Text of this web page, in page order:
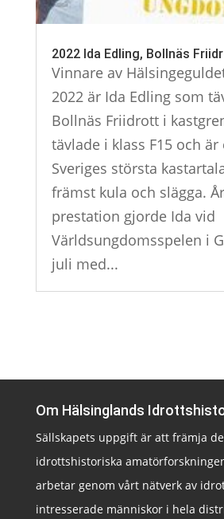
2022 Ida Edling, Bollnäs
Vinnare av
2022 är Ida Edling som
Bollnäs Friidrott i
tävlade i klass F15 och är
Sveriges största
främst kula och slägga.
prestation gjorde Ida vid
Världsungdomsspelen i
juli med...
Om Hälsinglands
Sällskapets uppgift är att främja
idrottshistoriska
arbetar genom vårt nätverk av
intresserade människor i hela